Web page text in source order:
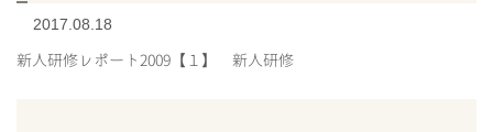
2017.08.18
新人研修レポート2009【１】 新人研修